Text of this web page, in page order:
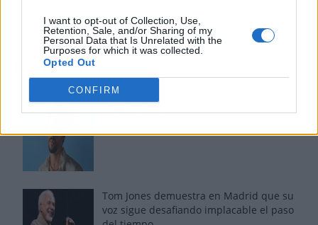
I want to opt-out of Collection, Use,
Retention, Sale, and/or Sharing of my
Personal Data that Is Unrelated with the
Purposes for which it was collected.
Opted Out
CONFIRM
Los más vistos
Los 7 mejores discos de Bad Bunny,
Tom Jones demuestra en Madrid que su
voz sigue desafiando implacable el paso